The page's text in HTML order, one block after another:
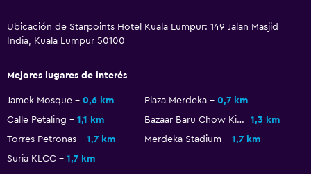
TV
Estacionamiento y transporte
Terraza/patio
Ubicación de Starpoints Hotel Kuala Lumpur: 149 Jalan Masjid
India, Kuala Lumpur 50100
Mejores lugares de interés
Jamek Mosque 0,6 km Plaza Merdeka
0,7 km
Calle Petaling
1,1 km Bazaar Baru Chow Kit
1,3 km
Torres Petronas
1,7 km Merdeka Stadium
1,7 km
Suria KLCC
1,7 km